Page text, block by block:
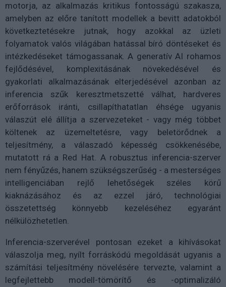
motorja, az alkalmazás kritikus fontosságú szakasza,
amelyben az előre tanított modellek a bevitt adatokból
következtetésekre jutnak, hogy azokkal az üzleti
folyamatok valós világában hatással bíró döntéseket és
intézkedéseket támogassanak. A generatív AI rohamos
fejlődésével, komplexitásának növekedésével és
gyakorlati alkalmazásának elterjedésével azonban az
inferencia szűk keresztmetszetté válhat, hardveres
erőforrások iránti, csillapíthatatlan éhsége ugyanis
válaszút elé állítja a szervezeteket - vagy még többet
költenek az üzemeltetésre, vagy beletörődnek a
teljesítmény, a válaszadó képesség csökkenésébe,
mutatott rá a Red Hat. A robusztus inferencia-szerver
nem fényűzés, hanem szükségszerűség - a mesterséges
intelligenciában rejlő lehetőségek széles körű
kiaknázásához és az ezzel járó, technológiai
összetettség könnyebb kezeléséhez egyaránt
nélkülözhetetlen.
Inferencia-szerverével pontosan ezeket a kihívásokat
válaszolja meg, nyílt forráskódú megoldását ugyanis a
számítási teljesítmény növelésére tervezte, valamint a
legfejlettebb modell-tömörítő és -optimalizáló